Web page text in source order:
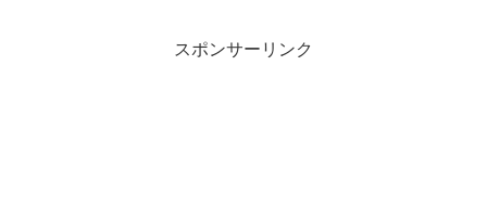
スポンサーリンク